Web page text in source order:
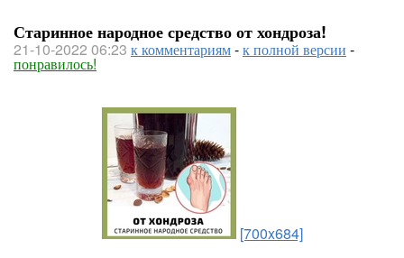
Старинное народное средство от хондроза!
21-10-2022 06:23 к комментариям-к полной версии -
понравилось!
[700x684]